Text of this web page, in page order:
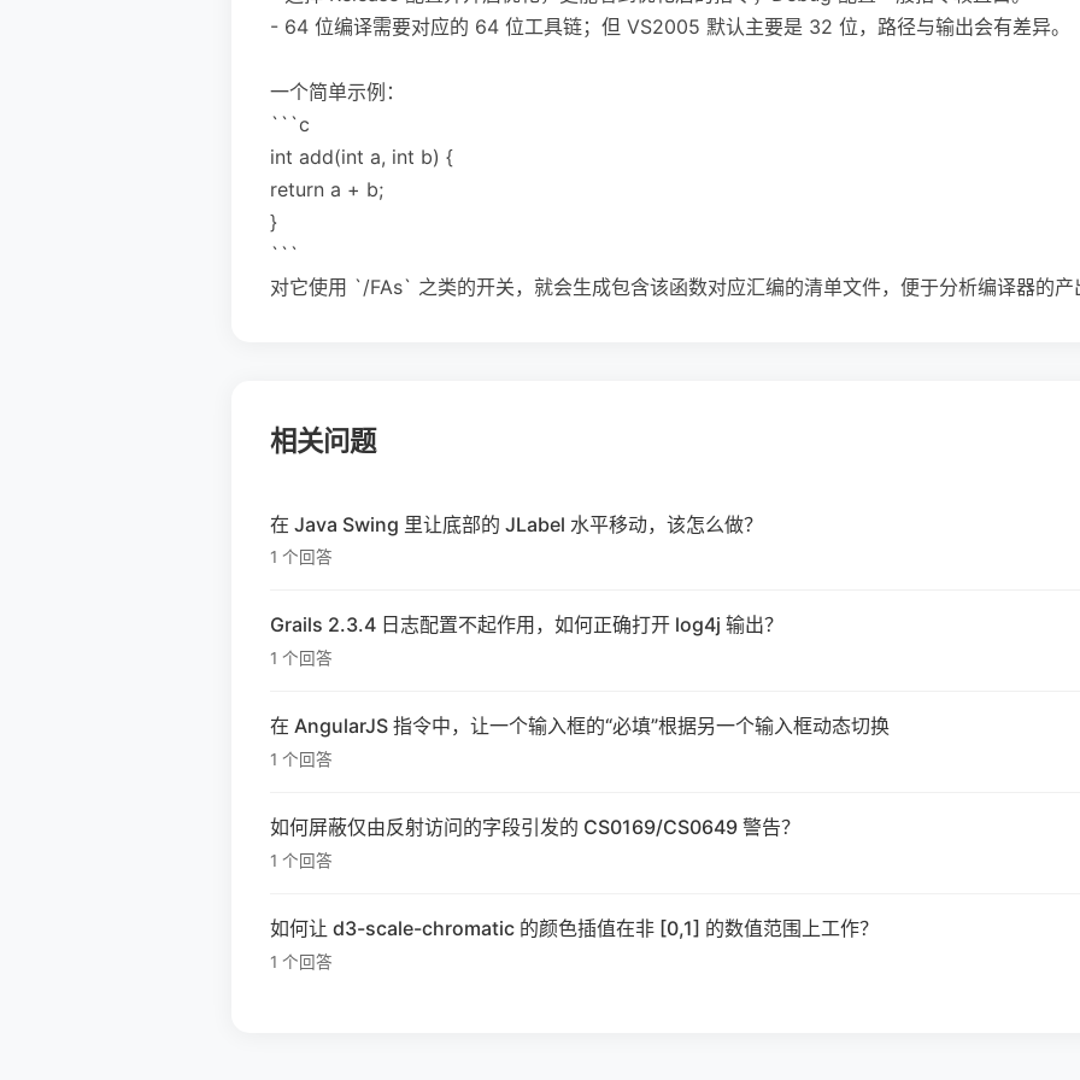
- 64 位编译需要对应的 64 位工具链；但 VS2005 默认主要是 32 位，路径与输出会有差异。
一个简单示例：
```c
int add(int a, int b) {
return a + b;
}
```
对它使用 `/FAs` 之类的开关，就会生成包含该函数对应汇编的清单文件，便于分析编译器的产
相关问题
在 Java Swing 里让底部的 JLabel 水平移动，该怎么做？
1 个回答
Grails 2.3.4 日志配置不起作用，如何正确打开 log4j 输出？
1 个回答
在 AngularJS 指令中，让一个输入框的“必填”根据另一个输入框动态切换
1 个回答
如何屏蔽仅由反射访问的字段引发的 CS0169/CS0649 警告？
1 个回答
如何让 d3-scale-chromatic 的颜色插值在非 [0,1] 的数值范围上工作？
1 个回答